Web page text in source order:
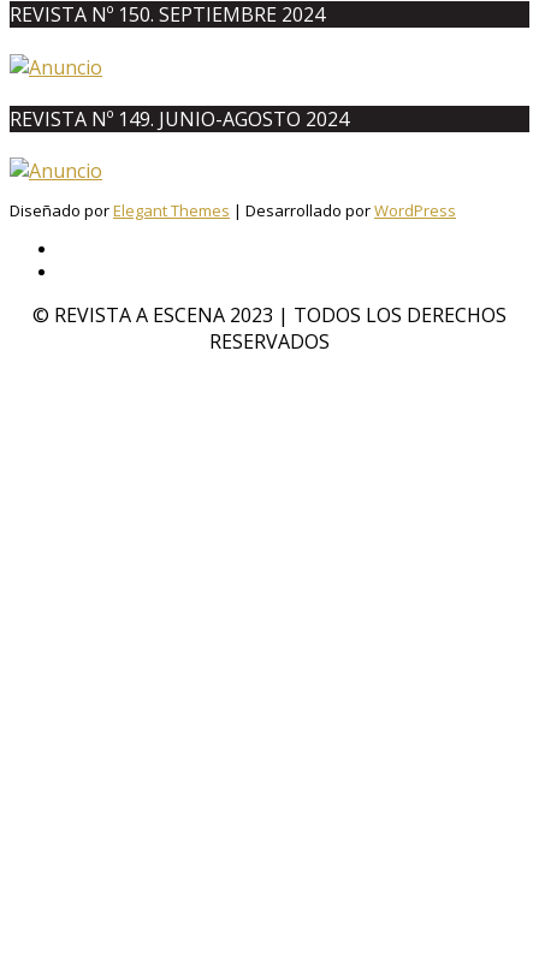
REVISTA Nº 150. SEPTIEMBRE 2024
REVISTA Nº 149. JUNIO-AGOSTO 2024
Diseñado porElegant Themes | Desarrollado porWordPress
© REVISTA A ESCENA 2023 | TODOS LOS DERECHOS
RESERVADOS